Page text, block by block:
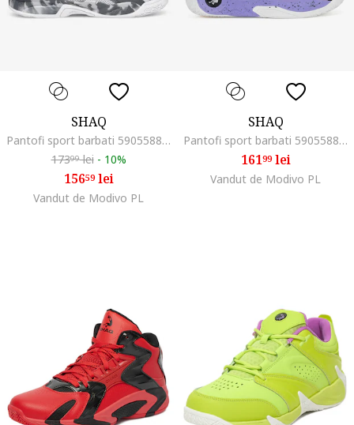
SHAQ
Pantofi sport barbati 5905588610465, Piele naturala, Alb, Alb
17399lei - 10%
15659lei
Vandut de Modivo PL
SHAQ
Pantofi sport barbati 5905588802747, Piele naturala, Violet, Violet
16199lei
Vandut de Modivo PL